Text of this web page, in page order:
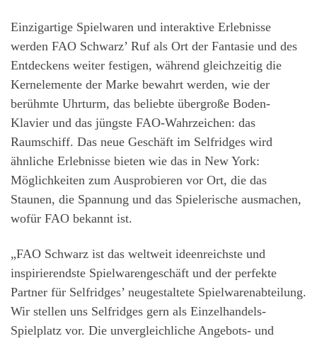
Einzigartige Spielwaren und interaktive Erlebnisse
werden FAO Schwarz’ Ruf als Ort der Fantasie und des
Entdeckens weiter festigen, während gleichzeitig die
Kernelemente der Marke bewahrt werden, wie der
berühmte Uhrturm, das beliebte übergroße Boden-
Klavier und das jüngste FAO-Wahrzeichen: das
Raumschiff. Das neue Geschäft im Selfridges wird
ähnliche Erlebnisse bieten wie das in New York:
Möglichkeiten zum Ausprobieren vor Ort, die das
Staunen, die Spannung und das Spielerische ausmachen,
wofür FAO bekannt ist.
„FAO Schwarz ist das weltweit ideenreichste und
inspirierendste Spielwarengeschäft und der perfekte
Partner für Selfridges’ neugestaltete Spielwarenabteilung.
Wir stellen uns Selfridges gern als Einzelhandels-
Spielplatz vor. Die unvergleichliche Angebots- und